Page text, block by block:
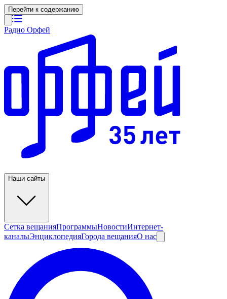
Перейти к содержанию
Радио Орфей
Наши сайты
Сетка вещанияПрограммыНовостиИнтернет-
каналыЭнциклопедияГорода вещанияО нас